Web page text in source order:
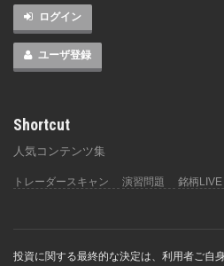
ログイン
ユーザ登録
Shortcut
人気コンテンツ集
トレーダースキャン 演習問題 銘柄LIVE
投資に関する最終的な決定は、利用者ご自